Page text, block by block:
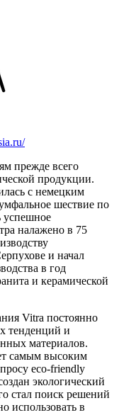
прежде всего
продукции.
с немецким
шествие по
успешное
налажено в 75
и начал
в год
и керамической
Vitra постоянно
тенденций и
материалов.
самым высоким
eco-friendly
экологический
стал поиск решений
использовать в